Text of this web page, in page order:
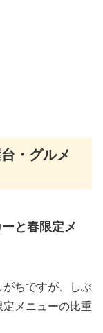
・グルメ
と春限定メ
がちですが、しぶ
メニューの比重